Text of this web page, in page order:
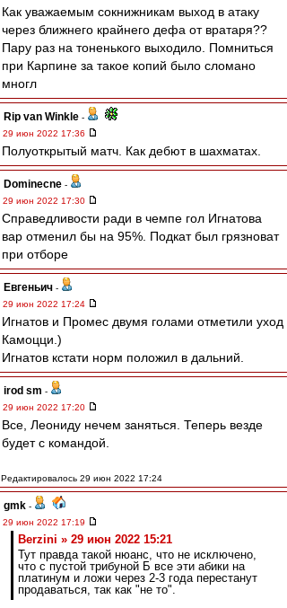
Как уважаемым сокнижникам выход в атаку
через ближнего крайнего дефа от вратаря??
Пару раз на тоненького выходило. Помниться
при Карпине за такое копий было сломано
многл
Rip van Winkle -
29 июн 2022 17:36
Полуоткрытый матч. Как дебют в шахматах.
Dominecne -
29 июн 2022 17:30
Справедливости ради в чемпе гол Игнатова
вар отменил бы на 95%. Подкат был грязноват
при отборе
Евгеньич -
29 июн 2022 17:24
Игнатов и Промес двумя голами отметили уход
Камоцци.)
Игнатов кстати норм положил в дальний.
irod sm -
29 июн 2022 17:20
Все, Леониду нечем заняться. Теперь везде
будет с командой.
Редактировалось 29 июн 2022 17:24
gmk -
29 июн 2022 17:19
Berzini » 29 июн 2022 15:21
Тут правда такой нюанс, что не исключено,
что с пустой трибуной Б все эти абики на
платинум и ложи через 2-3 года перестанут
продаваться, так как "не то".